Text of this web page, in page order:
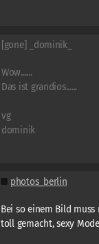
[gone] _dominik_
Wow......
Das ist grandios......
vg
dominik
photos_berlin
Bei so einem Bild
toll gemacht, sexy